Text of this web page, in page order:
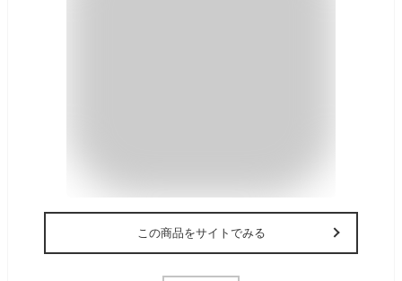
この商品をサイトでみる